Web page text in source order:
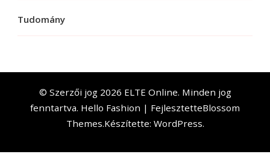
Tudomány
© Szerzői jog 2026 ELTE Online. Minden jog
fenntartva. Hello Fashion | FejlesztetteBlossom
Themes.Készítette: WordPress.